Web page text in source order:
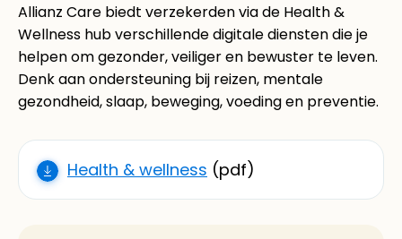
Allianz Care biedt verzekerden via de Health &
Wellness hub verschillende digitale diensten die je
helpen om gezonder, veiliger en bewuster te leven.
Denk aan ondersteuning bij reizen, mentale
gezondheid, slaap, beweging, voeding en preventie.
Health & wellness (pdf)